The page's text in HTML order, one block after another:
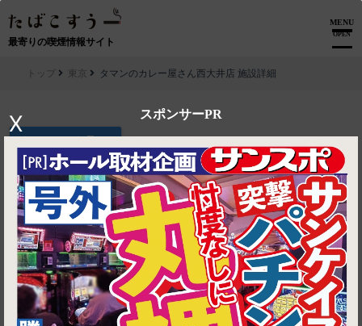
最寄りの喫煙情報サイト
MENU
OPEN
スポンサーPR
X
トップ 東京 タマンのカレー屋さん西大井店 施設詳細
東京│タマンのカレー屋さん西大井店